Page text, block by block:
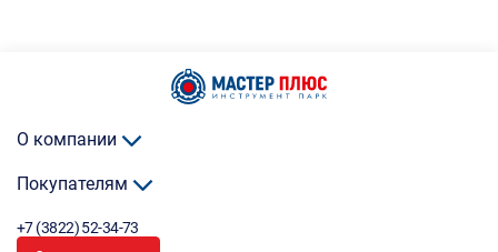
О компании
Покупателям
+7 (3822) 52-34-73